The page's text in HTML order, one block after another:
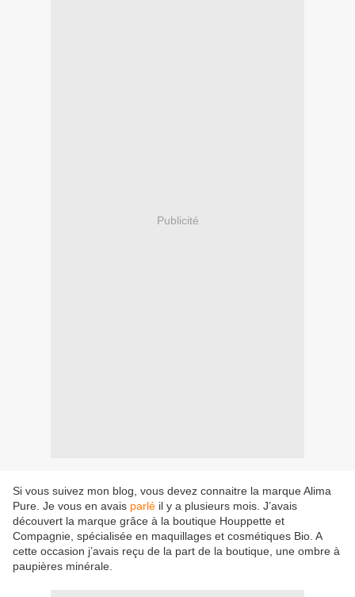
Publicité
Si vous suivez mon blog, vous devez connaitre la marque Alima
Pure. Je vous en avais parlé il y a plusieurs mois. J’avais
découvert la marque grâce à la boutique Houppette et
Compagnie, spécialisée en maquillages et cosmétiques Bio. A
cette occasion j’avais reçu de la part de la boutique, une ombre à
paupières minérale.